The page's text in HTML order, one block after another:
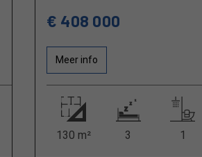
€ 408 000
Meer info
130 m² 3 1